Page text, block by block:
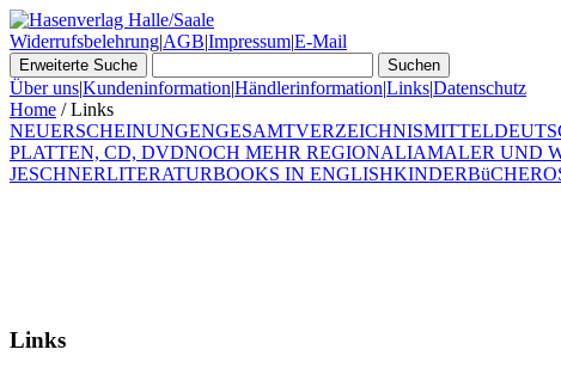
Widerrufsbelehrung|AGB|Impressum|E-Mail
Über uns|Kundeninformation|Händlerinformation|Links|Datenschutz
Home / Links
NEUERSCHEINUNGENGESAMTVERZEICHNIS
PLATTEN, CD, DVDNOCH MEHR REGIONALIAMALER UND
JESCHNERLITERATURBOOKS IN ENGLISHKINDERBüCHER
Links